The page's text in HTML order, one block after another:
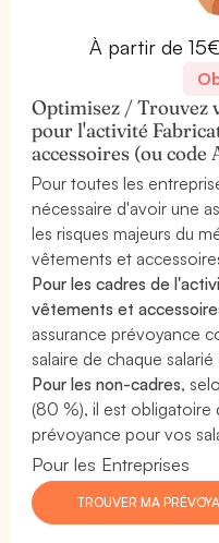
À partir de
Optimisez / Trouvez
pour l'activité
accessoires (ou code
Pour toutes les
nécessaire d'avoir une
les risques majeurs du
vêtements et
Pour les cadres de
vêtements et
assurance prévoyance
salaire de chaque salarié
Pour les non-cadres,
(80 %), il est obligatoire
prévoyance pour vos
Pour les Entreprises
TROUVER MA